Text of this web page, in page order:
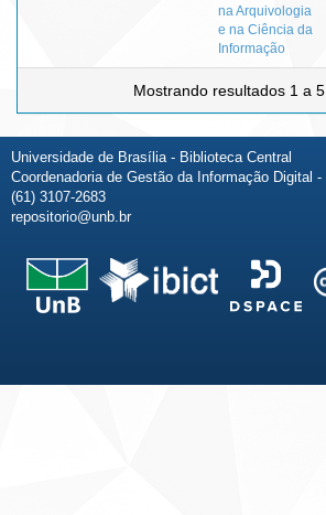
na Arquivologia
e na Ciência da
Informação
Mostrando resultados 1 a
Universidade de Brasília - Biblioteca Central
Coordenadoria de Gestão da Informação Digital -
(61) 3107-2683
repositorio@unb.br